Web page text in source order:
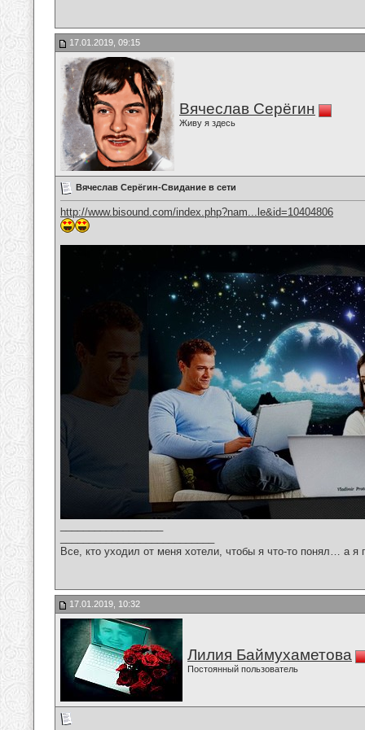
17.01.2019, 09:15
Вячеслав Серёгин
Живу я здесь
Вячеслав Серёгин-Свидание в сети
http://www.bisound.com/index.php?nam...le&id=10404806
Все, кто уходил от меня хотели, чтобы я что-то понял… а
17.01.2019, 10:32
Лилия Баймухаметова
Постоянный пользователь